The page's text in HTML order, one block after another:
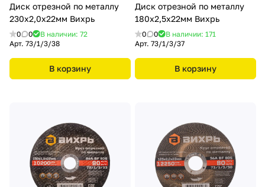
Диск отрезной по металлу
230х2,0х22мм Вихрь
0 0
В наличии: 72
Арт. 73/1/3/38
В корзину
Диск отрезной по металлу
180х2,5х22мм Вихрь
0 0
В наличии: 171
Арт. 73/1/3/37
В корзину